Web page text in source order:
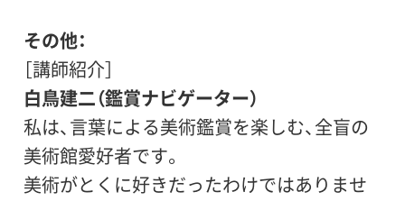
その他
［講師紹介］
白鳥建二（鑑賞ナビゲーター）
私は、言葉による美術鑑賞を楽しむ、全盲の
美術館愛好者です。
美術がとくに好きだったわけではありませ